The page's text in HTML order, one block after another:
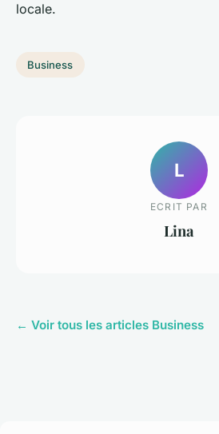
locale.
Business
L
ECRIT PAR
Lina
← Voir tous les articles Business